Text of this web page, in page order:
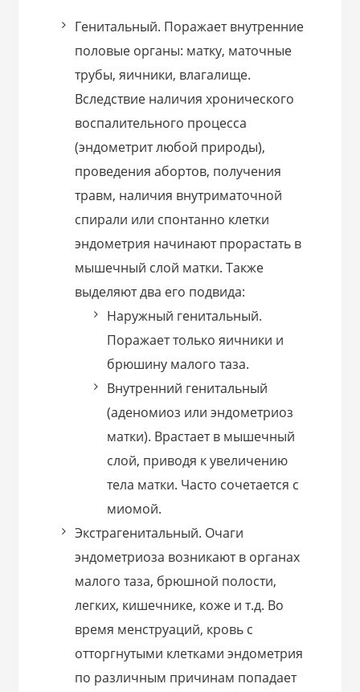
Генитальный. Поражает внутренние
половые органы: матку, маточные
трубы, яичники, влагалище.
Вследствие наличия хронического
воспалительного процесса
(эндометрит любой природы),
проведения абортов, получения
травм, наличия внутриматочной
спирали или спонтанно клетки
эндометрия начинают прорастать в
мышечный слой матки. Также
выделяют два его подвида:
Наружный генитальный.
Поражает только яичники и
брюшину малого таза.
Внутренний генитальный
(аденомиоз или эндометриоз
матки). Врастает в мышечный
слой, приводя к увеличению
тела матки. Часто сочетается с
миомой.
Экстрагенитальный. Очаги
эндометриоза возникают в органах
малого таза, брюшной полости,
легких, кишечнике, коже и т.д. Во
время менструаций, кровь с
отторгнутыми клетками эндометрия
по различным причинам попадает